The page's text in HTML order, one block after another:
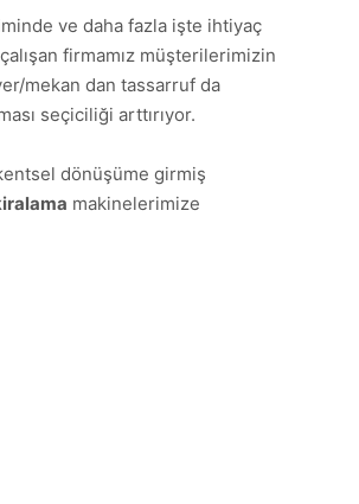
ve daha fazla işte ihtiyaç
firmamız müşterilerimizin
mekan dan tassarruf da
seçiciliği arttırıyor.
dönüşüme girmiş
makinelerimize